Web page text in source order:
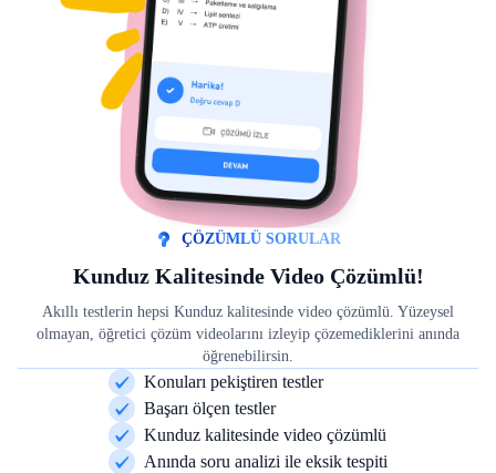
ÇÖZÜMLÜ SORULAR
Kunduz Kalitesinde Video Çözümlü!
Akıllı testlerin hepsi Kunduz kalitesinde video çözümlü. Yüzeysel
olmayan, öğretici çözüm videolarını izleyip çözemediklerini anında
öğrenebilirsin.
Konuları pekiştiren testler
Başarı ölçen testler
Kunduz kalitesinde video çözümlü
Anında soru analizi ile eksik tespiti